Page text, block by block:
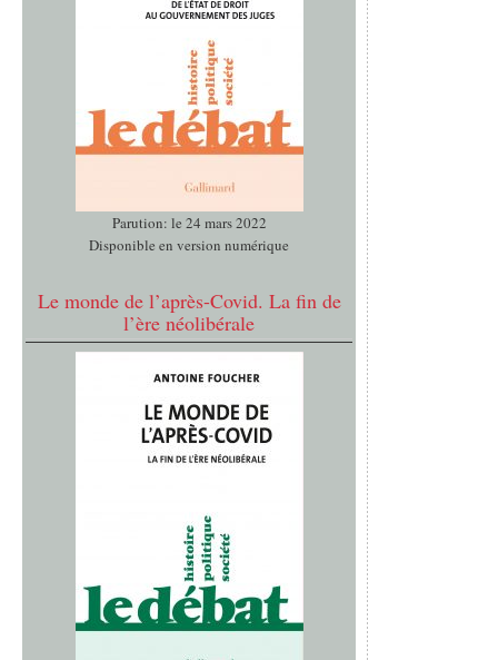
Parution: le 24 mars 2022
Disponible en version numérique
Le monde de l’après-Covid. La fin de
l’ère néolibérale